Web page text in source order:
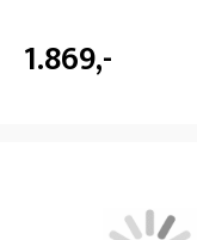
1.869,-